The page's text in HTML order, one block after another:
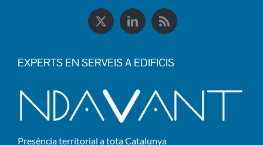
EXPERTS EN SERVEIS A EDIFICIS
Presència territorial a tota Catalunya